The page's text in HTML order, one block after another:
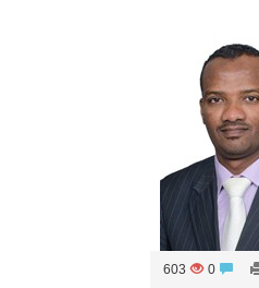
603